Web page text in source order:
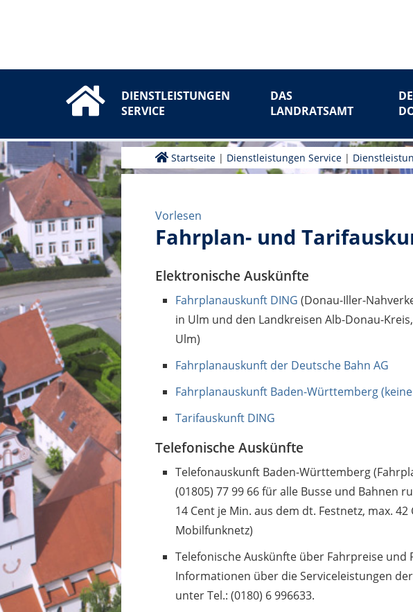
DIENSTLEISTUNGEN
SERVICE
DAS
LANDRATSAMT
Startseite | Dienstleistungen Service |
Vorlesen
Fahrplan- und
Elektronische Auskünfte
Fahrplanauskunft DING (Donau-Iller-
in Ulm und den Landkreisen Alb-Donau-
Ulm)
Fahrplanauskunft der Deutsche Bahn AG
Fahrplanauskunft Baden-Württemberg
Tarifauskunft DING
Telefonische Auskünfte
Telefonauskunft Baden-Württemberg
(01805) 77 99 66 für alle Busse und Bahnen
14 Cent je Min. aus dem dt. Festnetz, max.
Mobilfunknetz)
Telefonische Auskünfte über Fahrpreise und
Informationen über die Serviceleistungen
unter Tel.: (0180) 6 996633.